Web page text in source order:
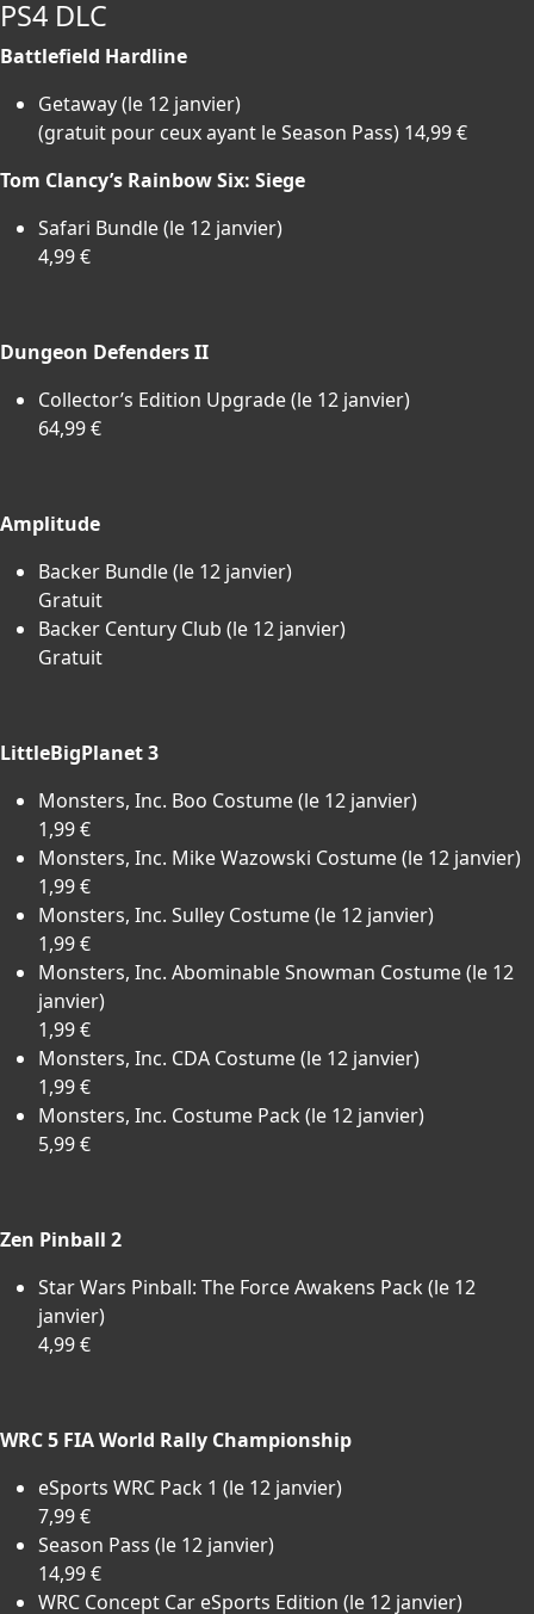
PS4 DLC
Battlefield Hardline
Getaway (le 12 janvier)
(gratuit pour ceux ayant le Season Pass) 14,99 €
Tom Clancy’s Rainbow Six: Siege
Safari Bundle (le 12 janvier)
4,99 €
Dungeon Defenders II
Collector’s Edition Upgrade (le 12 janvier)
64,99 €
Amplitude
Backer Bundle (le 12 janvier)
Gratuit
Backer Century Club (le 12 janvier)
Gratuit
LittleBigPlanet 3
Monsters, Inc. Boo Costume (le 12 janvier)
1,99 €
Monsters, Inc. Mike Wazowski Costume (le 12 janvier)
1,99 €
Monsters, Inc. Sulley Costume (le 12 janvier)
1,99 €
Monsters, Inc. Abominable Snowman Costume (le 12
janvier)
1,99 €
Monsters, Inc. CDA Costume (le 12 janvier)
1,99 €
Monsters, Inc. Costume Pack (le 12 janvier)
5,99 €
Zen Pinball 2
Star Wars Pinball: The Force Awakens Pack (le 12
janvier)
4,99 €
WRC 5 FIA World Rally Championship
eSports WRC Pack 1 (le 12 janvier)
7,99 €
Season Pass (le 12 janvier)
14,99 €
WRC Concept Car eSports Edition (le 12 janvier)